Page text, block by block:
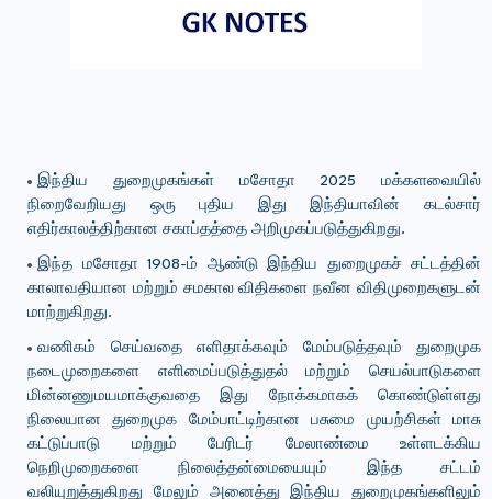
இந்திய துறைமுகங்கள் மசோதா 2025 மக்களவையில்
நிறைவேறியது ஒரு புதிய இது இந்தியாவின் கடல்சார்
எதிர்காலத்திற்கான சகாப்தத்தை அறிமுகப்படுத்துகிறது.
இந்த மசோதா 1908-ம் ஆண்டு இந்திய துறைமுகச் சட்டத்தின்
காலாவதியான மற்றும் சமகால விதிகளை நவீன விதிமுறைகளுடன்
மாற்றுகிறது.
வணிகம் செய்வதை எளிதாக்கவும் மேம்படுத்தவும் துறைமுக
நடைமுறைகளை எளிமைப்படுத்துதல் மற்றும் செயல்பாடுகளை
மின்னணுமயமாக்குவதை இது நோக்கமாகக் கொண்டுள்ளது
நிலையான துறைமுக மேம்பாட்டிற்கான பசுமை முயற்சிகள் மாசு
கட்டுப்பாடு மற்றும் பேரிடர் மேலாண்மை உள்ளடக்கிய
நெறிமுறைகளை நிலைத்தன்மையையும் இந்த சட்டம்
வலியுறுத்துகிறது மேலும் அனைத்து இந்திய துறைமுகங்களிலும்